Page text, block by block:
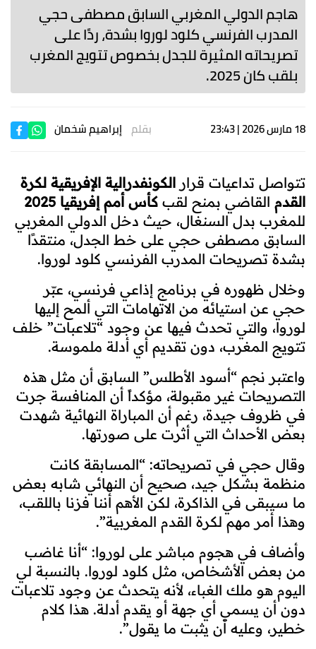
هاجم الدولي المغربي السابق مصطفى حجي
المدرب الفرنسي كلود لوروا بشدة، ردًا على
تصريحاته المثيرة للجدل بخصوص تتويج المغرب
بلقب كان 2025.
18 مارس 2026 | 23:43 بقلم إبراهيم شخمان
تتواصل تداعيات قرار الكونفدرالية الإفريقية لكرة
القدم القاضي بمنح لقب كأس أمم إفريقيا 2025
للمغرب بدل السنغال، حيث دخل الدولي المغربي
السابق مصطفى حجي على خط الجدل، منتقدًا
بشدة تصريحات المدرب الفرنسي كلود لوروا.
وخلال ظهوره في برنامج إذاعي فرنسي، عبّر
حجي عن استيائه من الاتهامات التي ألمح إليها
لوروا، والتي تحدث فيها عن وجود “تلاعبات” خلف
تتويج المغرب، دون تقديم أي أدلة ملموسة.
واعتبر نجم “أسود الأطلس” السابق أن مثل هذه
التصريحات غير مقبولة، مؤكداً أن المنافسة جرت
في ظروف جيدة، رغم أن المباراة النهائية شهدت
بعض الأحداث التي أثرت على صورتها.
وقال حجي في تصريحاته: “المسابقة كانت
منظمة بشكل جيد، صحيح أن النهائي شابه بعض
ما سيبقى في الذاكرة، لكن الأهم أننا فزنا باللقب،
وهذا أمر مهم لكرة القدم المغربية”.
وأضاف في هجوم مباشر على لوروا: “أنا غاضب
من بعض الأشخاص، مثل كلود لوروا. بالنسبة لي
اليوم هو ملك الغباء، لأنه يتحدث عن وجود تلاعبات
دون أن يسمي أي جهة أو يقدم أدلة. هذا كلام
خطير، وعليه أن يثبت ما يقول”.